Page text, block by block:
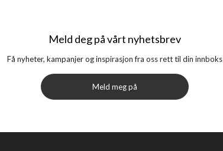
Meld deg på vårt nyhetsbrev
Få nyheter, kampanjer og inspirasjon fra oss rett til din innboks
Meld meg på